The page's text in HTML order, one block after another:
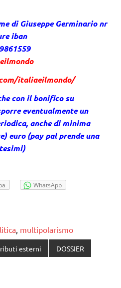
di Giuseppe Germinario nr
iban
italiaeilmondo/
con il bonifico su
eventualmente un
anche di minima
euro (pay pal prende una
WhatsApp
multipolarismo
esterni DOSSIER